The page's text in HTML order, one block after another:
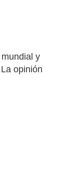
y
opinión